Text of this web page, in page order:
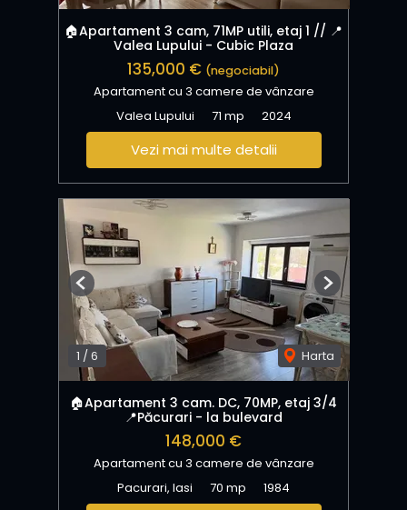
🏠Apartament 3 cam, 71MP utili, etaj 1 // 📍
Valea Lupului - Cubic Plaza
135,000 € (negociabil)
Apartament cu 3 camere de vânzare
Valea Lupului
71 mp 2024
Vezi mai multe detalii
1 /6 Harta
Previous Next
🏠Apartament 3 cam. DC, 70MP, etaj 3/4
📍Păcurari - la bulevard
148,000 €
Apartament cu 3 camere de vânzare
Pacurari, Iasi
70 mp 1984